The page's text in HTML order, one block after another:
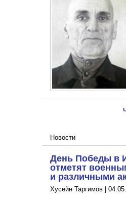
Новости
День Победы в
отметят
и различными
Хусейн Таргимов |